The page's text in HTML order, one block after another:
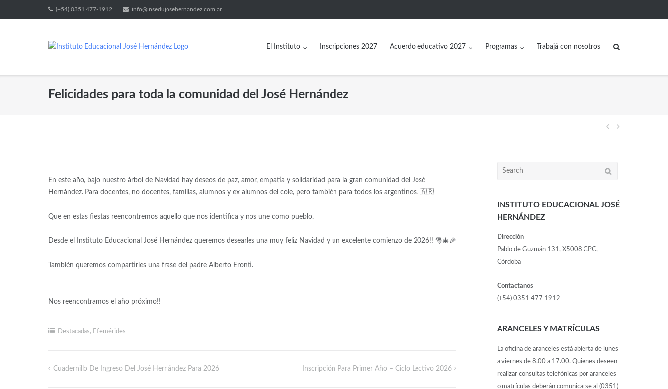
(+54) 0351 477-1912 info@insedujosehernandez.com.ar
El Instituto Inscripciones 2027 Acuerdo educativo 2027 Programas Trabajá con nosotros
Felicidades para toda la comunidad del José Hernández
En este año, bajo nuestro árbol de Navidad hay deseos de paz, amor, empatía y solidaridad para la gran comunidad del José
Hernández. Para docentes, no docentes, familias, alumnos y ex alumnos del cole, pero también para todos los argentinos. 🇦🇷
Que en estas fiestas reencontremos aquello que nos identifica y nos une como pueblo.
Desde el Instituto Educacional José Hernández queremos desearles una muy feliz Navidad y un excelente comienzo de 2026!! 🎅​🎄​🎉
También queremos compartirles una frase del padre Alberto Eronti.
Nos reencontramos el año próximo!!
Destacadas, Efemérides
Cuadernillo De Ingreso Del José Hernández Para 2026 Inscripción Para Primer Año – Ciclo Lectivo 2026
INSTITUTO EDUCACIONAL JOSÉ
HERNÁNDEZ
Dirección
Pablo de Guzmán 131, X5008 CPC,
Córdoba
Contactanos
(+54) 0351 477 1912
ARANCELES Y MATRÍCULAS
La oficina de aranceles está abierta de lunes
a viernes de 8.00 a 17.00. Quienes deseen
realizar consultas telefónicas por aranceles
o matrículas deberán comunicarse al (0351)